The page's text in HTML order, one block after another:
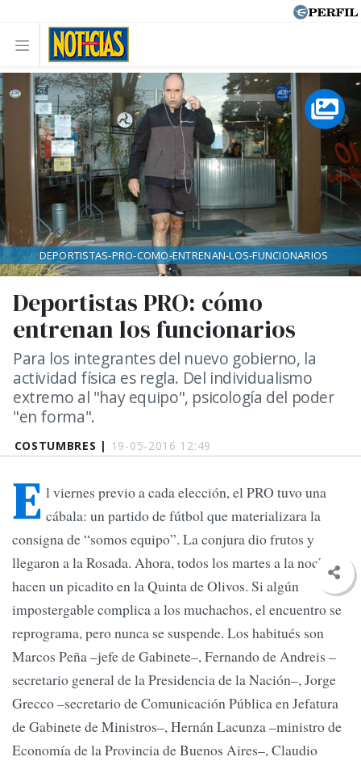
COSTUMBRES | 19-05-2016 12:49
Deportistas PRO: cómo
entrenan los funcionarios
Para los integrantes del nuevo gobierno, la
actividad física es regla. Del individualismo
extremo al "hay equipo", psicología del poder
"en forma".
DEPORTISTAS-PRO-COMO-ENTRENAN-LOS-FUNCIONARIOS
E l viernes previo a cada elección, el PRO tuvo una
cábala: un partido de fútbol que materializara la
consigna de “somos equipo”. La conjura dio frutos y
llegaron a la Rosada. Ahora, todos los martes a la noche,
hacen un picadito en la Quinta de Olivos. Si algún
impostergable complica a los muchachos, el encuentro se
reprograma, pero nunca se suspende. Los habitués son
Marcos Peña –jefe de Gabinete–, Fernando de Andreis –
secretario general de la Presidencia de la Nación–, Jorge
Grecco –secretario de Comunicación Pública en Jefatura
de Gabinete de Ministros–, Hernán Lacunza –ministro de
Economía de la Provincia de Buenos Aires–, Claudio